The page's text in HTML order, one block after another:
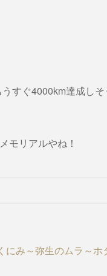
すぐ4000km達成しそ
モリアルやね！
み～弥生のムラ～ホ